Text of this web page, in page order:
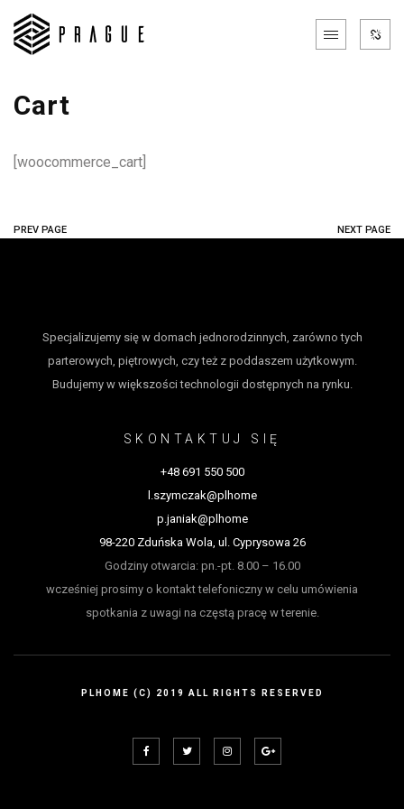
Cart
[woocommerce_cart]
PREV PAGE NEXT PAGE
Specjalizujemy się w domach jednorodzinnych, zarówno tych
parterowych, piętrowych, czy też z poddaszem użytkowym.
Budujemy w większości technologii dostępnych na rynku.
SKONTAKTUJ SIĘ
+48 691 550 500
l.szymczak@plhome
p.janiak@plhome
98-220 Zduńska Wola, ul. Cyprysowa 26
Godziny otwarcia: pn.-pt. 8.00 – 16.00
wcześniej prosimy o kontakt telefoniczny w celu umówienia
spotkania z uwagi na częstą pracę w terenie.
PLHOME (C) 2019 ALL RIGHTS RESERVED